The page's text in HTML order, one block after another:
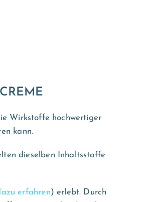
Wirkstoffe hochwertiger
kann.
dieselben Inhaltsstoffe
erfahren) erlebt. Durch